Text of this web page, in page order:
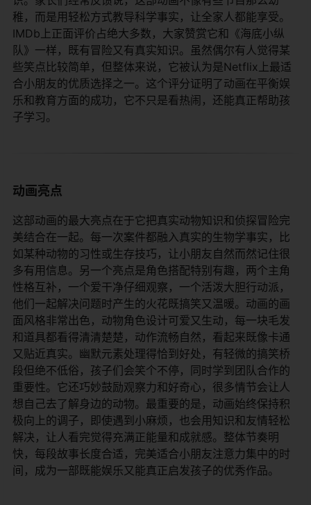
稚，而是用轻松方式教导科学事实，让全家人都能享受。
IMDb上正面评价占绝大多数，大家赞赏它和《海底小纵
队》一样，既有冒险又有真实知识。虽然偶尔有人觉得某
些笑点比较简单，但整体来说，它被认为是Netflix上最适
合小朋友的优质选择之一。这个评分证明了动画在平衡娱
乐和教育方面的成功，它不只是看热闹，还能真正帮助孩
子学习。
动画亮点
这部动画的最大亮点在于它把真实动物知识和侦探冒险完
美结合在一起。每一次案件都融入真实的生物学事实，比
如某种动物的习性或生存技巧，让小朋友自然而然记住很
多有用信息。另一个亮点是角色搭配特别有趣，两个主角
性格互补，一个爱干净仔细观察，一个活泼大胆行动派，
他们一起解决问题时产生的火花既搞笑又温暖。动画的画
面风格非常出色，动物角色设计可爱又生动，每一块毛发
和道具都看得清清楚楚，动作流畅自然，看起来既像卡通
又贴近真实。幽默元素处理得恰到好处，有轻微的搞笑桥
段但绝不低俗，孩子们会笑个不停，同时学到团队合作的
重要性。它还巧妙鼓励观察力和好奇心，很多情节会让人
想自己去了解身边的动物。最重要的是，动画始终保持积
极向上的调子，即使遇到小麻烦，也会用知识和友情轻松
解决，让人看完觉得充满正能量和成就感。整体节奏明
快，每段故事长度合适，完美适合小朋友注意力集中的时
间，成为一部既能娱乐又能真正启发孩子的优秀作品。